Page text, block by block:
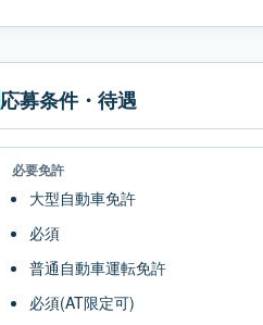
応募条件・待遇
必要免許
大型自動車免許
必須
普通自動車運転免許
必須(AT限定可)